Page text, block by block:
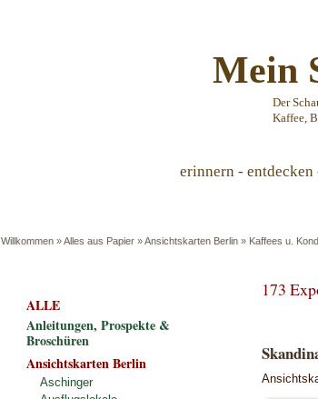
Mein
Der
Kaffee,
erinnern - entdecken
Willkommen »Alles aus Papier »Ansichtskarten Berlin » Kaffees u.
173
ALLE
Anleitungen, Prospekte &
Broschüren
Ansichtskarten Berlin
Aschinger